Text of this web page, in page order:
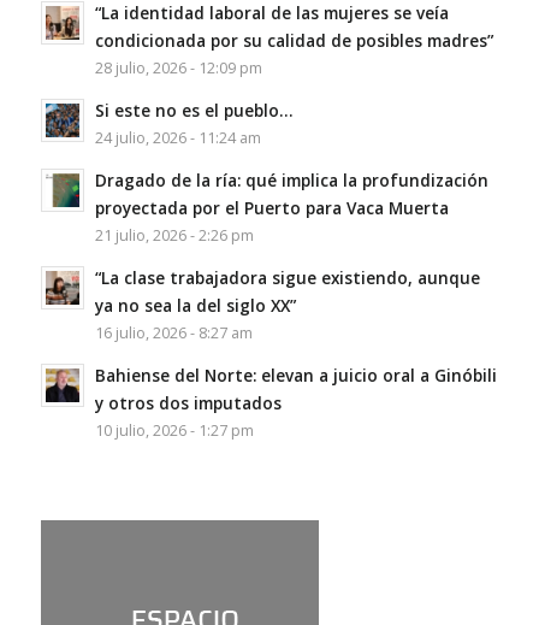
“La identidad laboral de las mujeres se veía
condicionada por su calidad de posibles madres”
28 julio, 2026 - 12:09 pm
Si este no es el pueblo…
24 julio, 2026 - 11:24 am
Dragado de la ría: qué implica la profundización
proyectada por el Puerto para Vaca Muerta
21 julio, 2026 - 2:26 pm
“La clase trabajadora sigue existiendo, aunque
ya no sea la del siglo XX”
16 julio, 2026 - 8:27 am
Bahiense del Norte: elevan a juicio oral a Ginóbili
y otros dos imputados
10 julio, 2026 - 1:27 pm